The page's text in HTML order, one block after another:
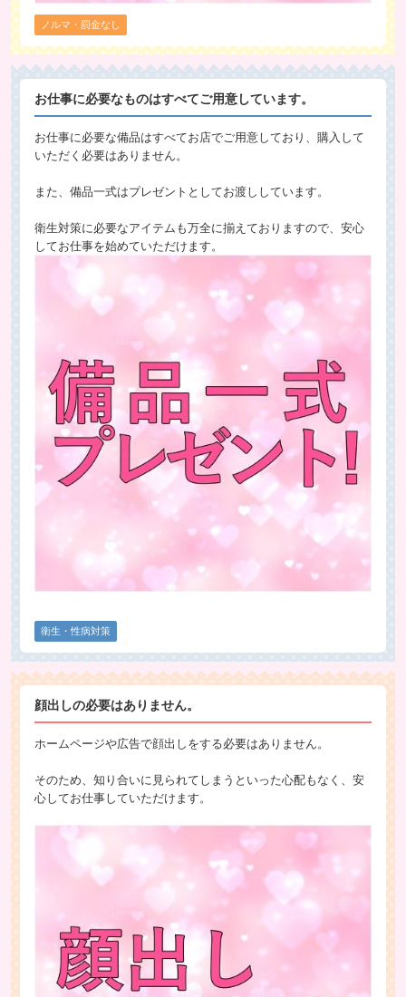
ノルマ・罰金なし
お仕事に必要なものはすべてご用意しています。
お仕事に必要な備品はすべてお店でご用意しており、購入して
いただく必要はありません。
また、備品一式はプレゼントとしてお渡ししています。
衛生対策に必要なアイテムも万全に揃えておりますので、安心
してお仕事を始めていただけます。
衛生・性病対策
顔出しの必要はありません。
ホームページや広告で顔出しをする必要はありません。
そのため、知り合いに見られてしまうといった心配もなく、安
心してお仕事していただけます。